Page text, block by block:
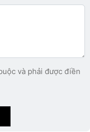
và phải được điền